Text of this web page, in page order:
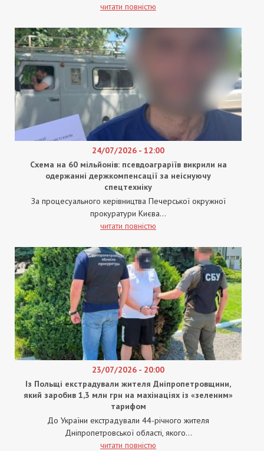
читати повністю
24/07/2026 - 12:00
Схема на 60 мільйонів: псевдоаграріїв викрили на
одержанні держкомпенсації за неіснуючу
спецтехніку
За процесуального керівництва Печерської окружної
прокуратури Києва...
читати повністю
23/07/2026 - 20:00
Із Польщі екстрадували жителя Дніпропетровщини,
який заробив 1,3 млн грн на махінаціях із «зеленим»
тарифом
До України екстрадували 44-річного жителя
Дніпропетровської області, якого...
читати повністю